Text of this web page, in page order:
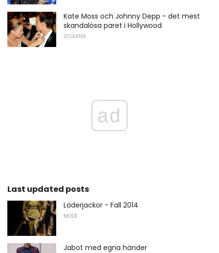
Kate Moss och Johnny Depp - det mest
skandalösa paret i Hollywood
STJÄRNA
ad
Last updated posts
Läderjackor - Fall 2014
MODE
Jabot med egna händer